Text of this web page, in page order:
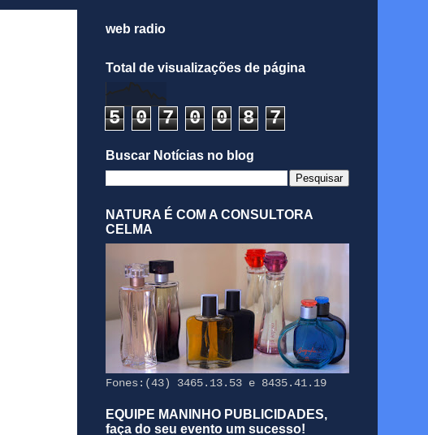
web radio
Total de visualizações de página
5 0 7 0 0 8 7
Buscar Notícias no blog
NATURA É COM A CONSULTORA
CELMA
Fones:(43) 3465.13.53 e 8435.41.19
EQUIPE MANINHO PUBLICIDADES,
faça do seu evento um sucesso!